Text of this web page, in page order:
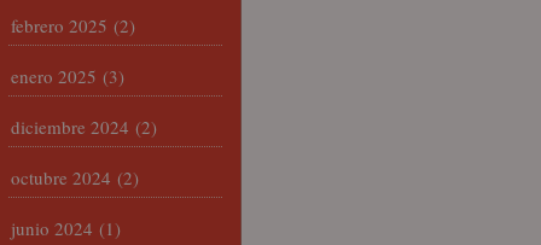
febrero 2025 (2)
enero 2025 (3)
diciembre 2024 (2)
octubre 2024 (2)
junio 2024 (1)